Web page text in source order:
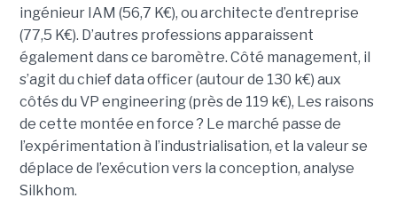
ingénieur IAM (56,7 K€), ou architecte d’entreprise
(77,5 K€). D’autres professions apparaissent
également dans ce baromètre. Côté management, il
s’agit du chief data officer (autour de 130 k€) aux
côtés du VP engineering (près de 119 k€), Les raisons
de cette montée en force ? Le marché passe de
l’expérimentation à l’industrialisation, et la valeur se
déplace de l’exécution vers la conception, analyse
Silkhom.